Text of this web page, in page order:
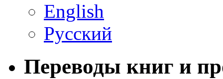
English
Русский
Переводы книг и